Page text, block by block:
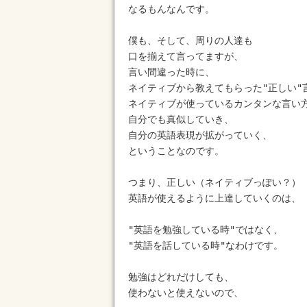
なるもんなんです。
僕も、そして、周りの人達も
口を揃えて言ってますが、
言い間違った時に、
ネイティブから教えてもらった"正しい"
ネイティブが使っているカンタンな言い
自分でも真似していき、
自分の英語表現が拡がっていく、
ということなのです。
つまり、正しい（ネイティブっぽい？）
英語が使えるように上達していくのは、
"英語を勉強している時"ではなく、
"英語を話している時"なわけです。
勉強はどれだけしても、
使わないと使えないので、